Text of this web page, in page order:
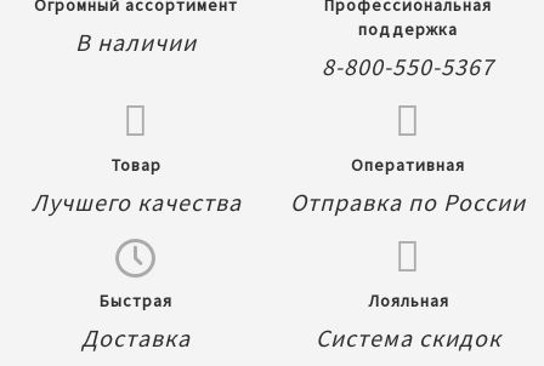
Огромный ассортимент
В наличии
Профессиональная
поддержка
8-800-550-5367
Товар
Лучшего качества
Оперативная
Отправка по России
Быстрая
Доставка
Лояльная
Система скидок